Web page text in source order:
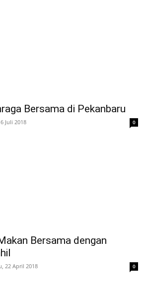
Bersama di Pekanbaru
Juli 2018 0
Bersama dengan
22 April 2018 0